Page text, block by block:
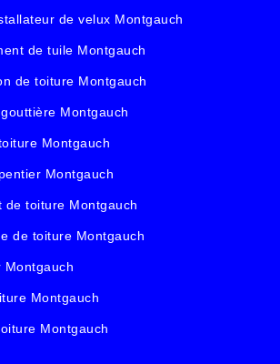
de velux Montgauch
de tuile Montgauch
de toiture Montgauch
Montgauch
Montgauch
Montgauch
de toiture Montgauch
de toiture Montgauch
Montgauch
Montgauch
Montgauch